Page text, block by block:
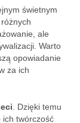
świetnym
ale
Warto
opowiadanie
za ich
. Dzięki temu
ich twórczość